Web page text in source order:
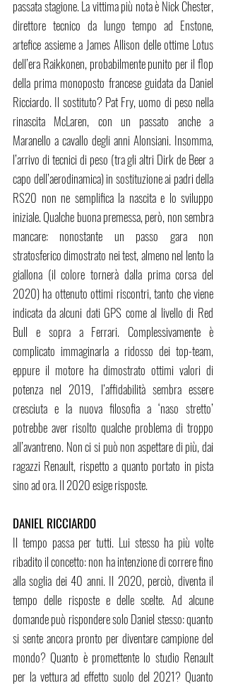
passata stagione. La vittima più nota è Nick Chester,
direttore tecnico da lungo tempo ad Enstone,
artefice assieme a James Allison delle ottime Lotus
dell’era Raikkonen, probabilmente punito per il flop
della prima monoposto francese guidata da Daniel
Ricciardo. Il sostituto? Pat Fry, uomo di peso nella
rinascita McLaren, con un passato anche a
Maranello a cavallo degli anni Alonsiani. Insomma,
l’arrivo di tecnici di peso (tra gli altri Dirk de Beer a
capo dell’aerodinamica) in sostituzione ai padri della
RS20 non ne semplifica la nascita e lo sviluppo
iniziale. Qualche buona premessa, però, non sembra
mancare: nonostante un passo gara non
stratosferico dimostrato nei test, almeno nel lento la
giallona (il colore tornerà dalla prima corsa del
2020) ha ottenuto ottimi riscontri, tanto che viene
indicata da alcuni dati GPS come al livello di Red
Bull e sopra a Ferrari. Complessivamente è
complicato immaginarla a ridosso dei top-team,
eppure il motore ha dimostrato ottimi valori di
potenza nel 2019, l’affidabilità sembra essere
cresciuta e la nuova filosofia a ‘naso stretto’
potrebbe aver risolto qualche problema di troppo
all’avantreno. Non ci si può non aspettare di più, dai
ragazzi Renault, rispetto a quanto portato in pista
sino ad ora. Il 2020 esige risposte.
DANIEL RICCIARDO
Il tempo passa per tutti. Lui stesso ha più volte
ribadito il concetto: non ha intenzione di correre fino
alla soglia dei 40 anni. Il 2020, perciò, diventa il
tempo delle risposte e delle scelte. Ad alcune
domande può rispondere solo Daniel stesso: quanto
si sente ancora pronto per diventare campione del
mondo? Quanto è promettente lo studio Renault
per la vettura ad effetto suolo del 2021? Quanto